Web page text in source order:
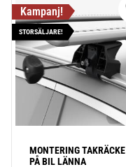
MONTERING TAKRÄCKE
PÅ BIL LÄNNA
STORSÄLJARE!